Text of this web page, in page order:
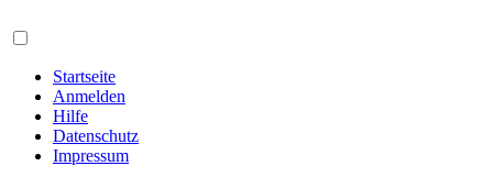
Startseite
Anmelden
Hilfe
Datenschutz
Impressum